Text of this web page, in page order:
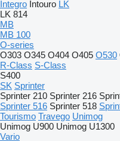
Integro Intouro LK
LK 814
MB
MB 100
O-series
O303 O345 O404 O405 O530
R-Class S-Class
S400
SK Sprinter
Sprinter 210 Sprinter 216
Sprinter 516 Sprinter 518
Tourismo Travego Unimog
Unimog U900 Unimog U1300
Vario